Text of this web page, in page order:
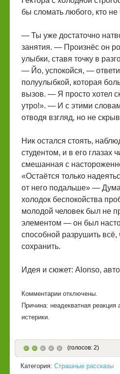
бы сломать любого, кто не
— Ты уже достаточно
занятия. — Произнёс он
улыбки, ставя точку в
— Йо, успокойся, —
полуулыбкой, которая
вызов. — Я просто хотел
утро!». — И с этими
отводя взгляд, но не
Ник остался стоять,
студентом, и в его глазах
смешанная с
«Остаётся только
от него подальше» —
холодок беспокойства
молодой человек был не
элементом — он был
способной разрушить всё,
сохранить.
Идея и сюжет: Alonso,
Комментарии отключены.
Причина: неадекватная реакция
истерики.
(голосов: 2)
Категория: Страшные рассказы